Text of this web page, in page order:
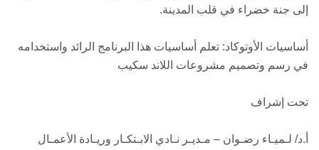
إلى جنة خضراء في قلب المدينة.
أساسيات الأوتوكاد: تعلم أساسيات هذا البرنامج الرائد واستخدامه
في رسم وتصميم مشروعات اللاند سكيب
تحت إشراف
أ.د/ لـميـاء رضـوان – مـديـر نـادي الابـتكـار وريـادة الأعمـال